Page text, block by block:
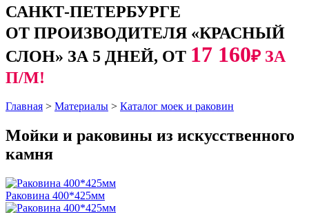
САНКТ-ПЕТЕРБУРГЕ
ОТ ПРОИЗВОДИТЕЛЯ «КРАСНЫЙ
СЛОН» ЗА 5 ДНЕЙ, ОТ 17 160₽ ЗА
П/М!
Главная > Материалы > Каталог моек и раковин
Мойки и раковины из искусственного
камня
Раковина 400*425мм